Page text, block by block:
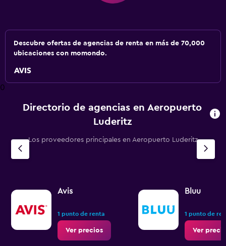
Descubre ofertas de agencias de renta en más de 70,000
ubicaciones con momondo.
0
Directorio de agencias en Aeropuerto
Luderitz
Los proveedores principales en Aeropuerto Luderitz
Avis
1 punto de renta
Ver precios
Bluu
1 punto de
Ver